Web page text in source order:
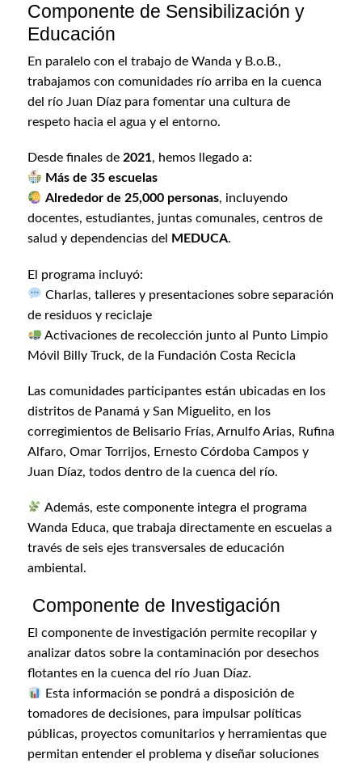
Componente de Sensibilización y
Educación
En paralelo con el trabajo de Wanda y B.o.B.,
trabajamos con comunidades río arriba en la cuenca
del río Juan Díaz para fomentar una cultura de
respeto hacia el agua y el entorno.
Desde finales de 2021, hemos llegado a:
Más de 35 escuelas
Alrededor de 25,000 personas, incluyendo
docentes, estudiantes, juntas comunales, centros de
salud y dependencias del
MEDUCA.
El programa incluyó:
Charlas, talleres y presentaciones sobre separación
de residuos y reciclaje
Activaciones de recolección junto al Punto Limpio
Móvil Billy Truck, de la Fundación Costa Recicla
Las comunidades participantes están ubicadas en los
distritos de Panamá y San Miguelito, en los
corregimientos de Belisario Frías, Arnulfo Arias, Rufina
Alfaro, Omar Torrijos, Ernesto Córdoba Campos y
Juan Díaz, todos dentro de la cuenca del río.
Además, este componente integra el programa
Wanda Educa, que trabaja directamente en escuelas a
través de seis ejes transversales de educación
ambiental.
Componente de Investigación
El componente de investigación permite recopilar y
analizar datos sobre la contaminación por desechos
flotantes en la cuenca del río Juan Díaz.
Esta información se pondrá a disposición de
tomadores de decisiones, para impulsar políticas
públicas, proyectos comunitarios y herramientas que
permitan entender el problema y diseñar soluciones